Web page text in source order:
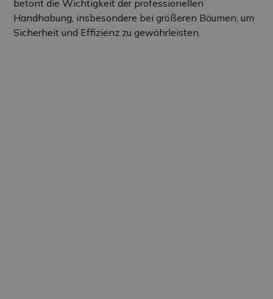
betont die Wichtigkeit der professionellen
Handhabung, insbesondere bei größeren Bäumen, um
Sicherheit und Effizienz zu gewährleisten.